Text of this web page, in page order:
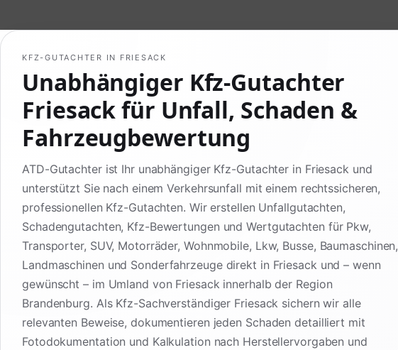
KFZ-GUTACHTER IN FRIESACK
Unabhängiger Kfz-Gutachter
Friesack für Unfall, Schaden &
Fahrzeugbewertung
ATD-Gutachter ist Ihr unabhängiger Kfz-Gutachter in Friesack und
unterstützt Sie nach einem Verkehrsunfall mit einem rechtssicheren,
professionellen Kfz-Gutachten. Wir erstellen Unfallgutachten,
Schadengutachten, Kfz-Bewertungen und Wertgutachten für Pkw,
Transporter, SUV, Motorräder, Wohnmobile, Lkw, Busse, Baumaschinen,
Landmaschinen und Sonderfahrzeuge direkt in Friesack und – wenn
gewünscht – im Umland von Friesack innerhalb der Region
Brandenburg. Als Kfz-Sachverständiger Friesack sichern wir alle
relevanten Beweise, dokumentieren jeden Schaden detailliert mit
Fotodokumentation und Kalkulation nach Herstellervorgaben und